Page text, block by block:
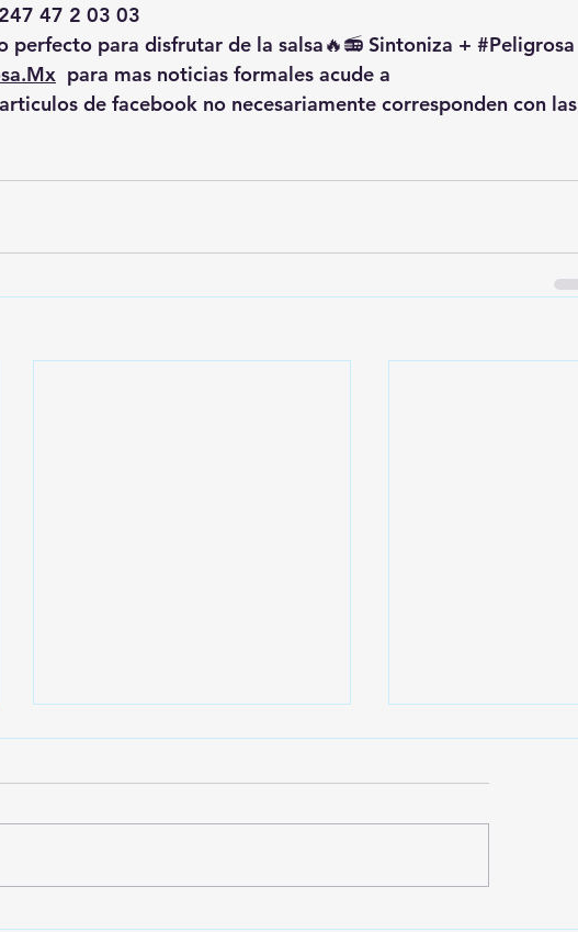
47 2 03 03
perfecto para disfrutar de la salsa🔥📻 Sintoniza + #Peligrosa
para mas noticias formales acude a
de facebook no necesariamente corresponden con las